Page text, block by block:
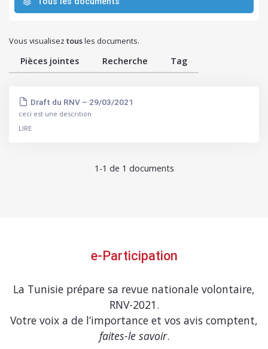
les
Vous visualisez tousles documents.
Pièces jointes Recherche Tag
Draft du RNV – 29/03/2021
ceci est une descrition
LIRE
1-1 de 1 documents
e-Participation
La Tunisie prépare sa revue nationale volontaire,
RNV-2021.
Votre voix a de l’importance et vos avis comptent,
faites-le savoir.